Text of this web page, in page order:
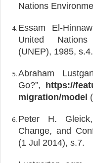
Nations
Essam El-
United Nations
(UNEP), 1985, s.4.
Abraham
Go?”, https://
migration/model
Peter H.
Change, and
(1 Jul 2014), s.7.